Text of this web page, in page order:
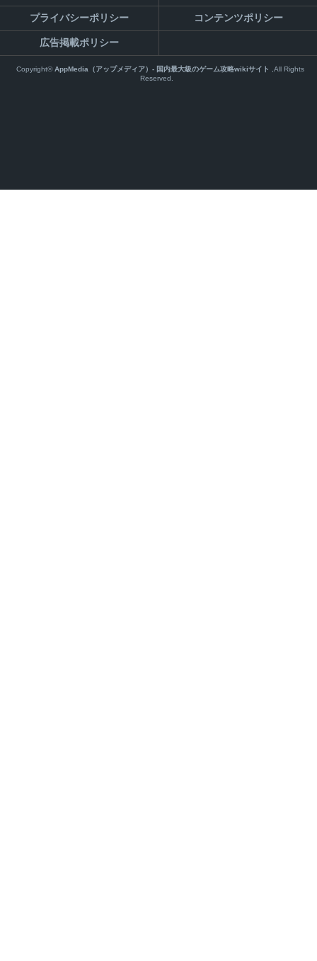
プライバシーポリシー コンテンツポリシー
広告掲載ポリシー
Copyright©AppMedia（アップメディア）- 国内最大級のゲーム攻略wikiサイト
,All Rights
Reserved.